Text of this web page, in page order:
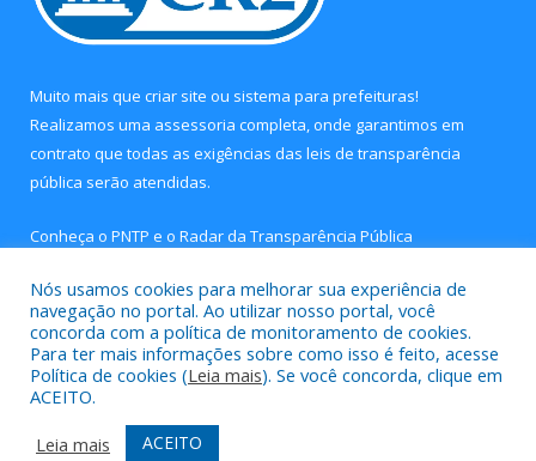
Muito mais que criar site ou sistema para prefeituras!
Realizamos uma assessoria completa, onde garantimos em
contrato que todas as exigências das leis de transparência
pública serão atendidas.
Conheça o PNTP e o Radar da Transparência Pública
Todos os direitos reservados a Câmara Municipal de Concórdia
do Pará.
Mapa do Site
Acessar Área Administrativa
Nós usamos cookies para melhorar sua experiência de
navegação no portal. Ao utilizar nosso portal, você
concorda com a política de monitoramento de cookies.
Para ter mais informações sobre como isso é feito, acesse
Política de cookies (Leia mais). Se você concorda, clique em
ACEITO.
Leia mais
ACEITO